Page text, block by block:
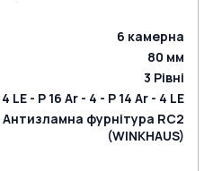
6 камерна
80 мм
3 Рівні
4 LE - P 16 Ar - 4 - P 14 Ar - 4 LE
Антизламна фурнітура RC2
(WINKHAUS)